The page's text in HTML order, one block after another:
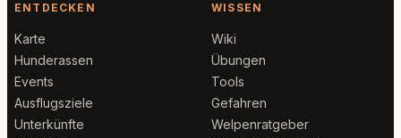
ENTDECKEN
Karte
Hunderassen
Events
Ausflugsziele
Unterkünfte
WISSEN
Wiki
Übungen
Tools
Gefahren
Welpenratgeber